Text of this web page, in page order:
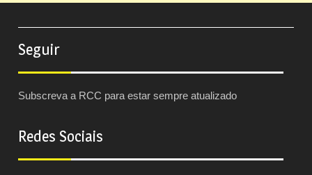
Seguir
Subscreva a RCC para estar sempre atualizado
Redes Sociais